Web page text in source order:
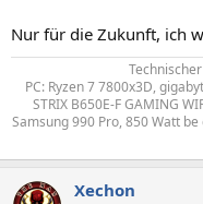
Nur für die Zukunft, ich
PC: Ryzen 7 7800x3D,
STRIX B650E-F GAMING
Samsung 990 Pro, 850 Watt
Xechon